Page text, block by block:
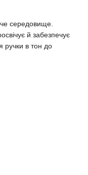
середовище.
й забезпечує
ручки в тон до